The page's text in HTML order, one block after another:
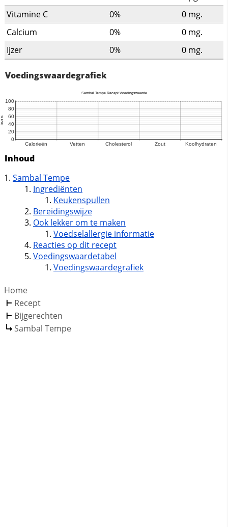
Vitamine C
0% 0 mg.
Calcium
0% 0 mg.
Ijzer
0% 0 mg.
Voedingswaardegrafiek
Inhoud
Sambal Tempe
Ingrediënten
Keukenspullen
Bereidingswijze
Ook lekker om te maken
Voedselallergie informatie
Reacties op dit recept
Voedingswaardetabel
Voedingswaardegrafiek
Home
Recept
Bijgerechten
Sambal Tempe